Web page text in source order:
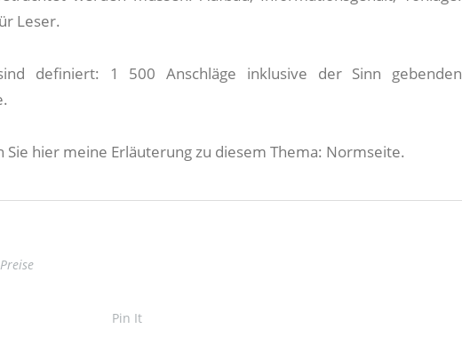
Leser.
definiert: 1 500 Anschläge inklusive der Sinn gebenden
Sie hier meine Erläuterung zu diesem Thema: Normseite.
Preise
Pin It